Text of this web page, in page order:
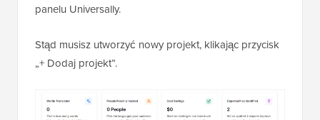
panelu Universally.
Stąd musisz utworzyć nowy projekt, klikając przycisk
„+ Dodaj projekt”.